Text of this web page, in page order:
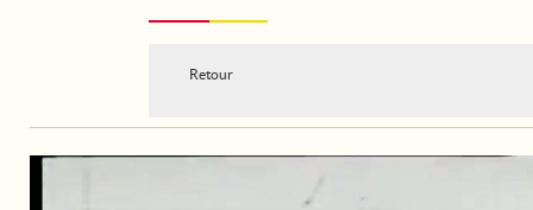
Retour